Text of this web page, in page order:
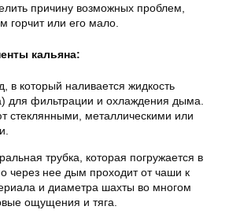
причину возможных проблем,
горчит или его мало.
кальяна:
в который наливается жидкость
для фильтрации и охлаждения дыма.
стеклянными, металлическими или
трубка, которая погружается в
через нее дым проходит от чаши к
и диаметра шахты во многом
ощущения и тяга.